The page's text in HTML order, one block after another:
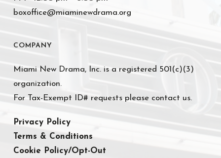
boxoffice@miaminewdrama.org
COMPANY
Miami New Drama, Inc. is a registered 501(c)(3)
organization.
For Tax-Exempt ID# requests please contact us.
Privacy Policy
Terms & Conditions
Cookie Policy/Opt-Out